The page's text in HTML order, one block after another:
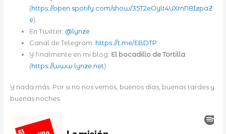
(https://open.spotify.com/show/35T2eOylt4UXrnN8IzpaZ
e).
En Twitter: @lynze
Canal de Telegram: https://t.me/EBDTP
Y finalmente en mi blog: El bocadillo de Tortilla
(https://www.lynze.net)
Y nada más. Por si no nos vemos, buenos días, buenas tardes y
buenas noches.